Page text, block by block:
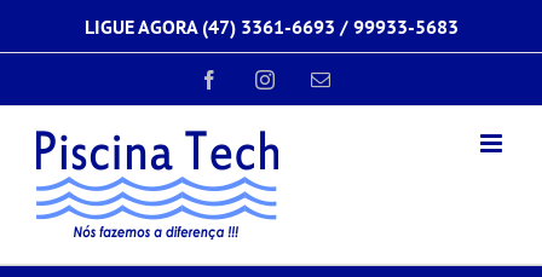
o
LIGUE AGORA (47) 3361-6693 / 99933-5683
FacebookInstagram
E-